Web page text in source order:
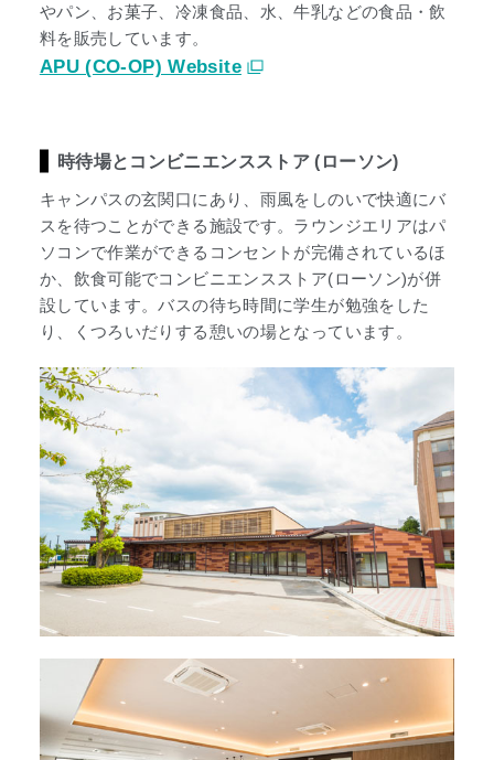
やパン、お菓子、冷凍食品、水、牛乳などの食品・飲
料を販売しています。
APU (CO-OP) Website
時待場とコンビニエンスストア (ローソン)
キャンパスの玄関口にあり、雨風をしのいで快適にバ
スを待つことができる施設です。ラウンジエリアはパ
ソコンで作業ができるコンセントが完備されているほ
か、飲食可能でコンビニエンスストア(ローソン)が併
設しています。バスの待ち時間に学生が勉強をした
り、くつろいだりする憩いの場となっています。